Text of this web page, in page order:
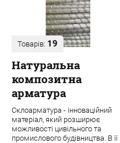
Товарів: 19
Натуральна
композитна
арматура
Склоарматура - інноваційний
матеріал, який розширює
можливості цивільного та
промислового будівництва. В її